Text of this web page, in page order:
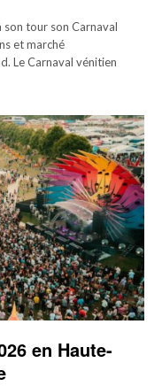
son tour son Carnaval
et marché
Le Carnaval vénitien
en Haute-